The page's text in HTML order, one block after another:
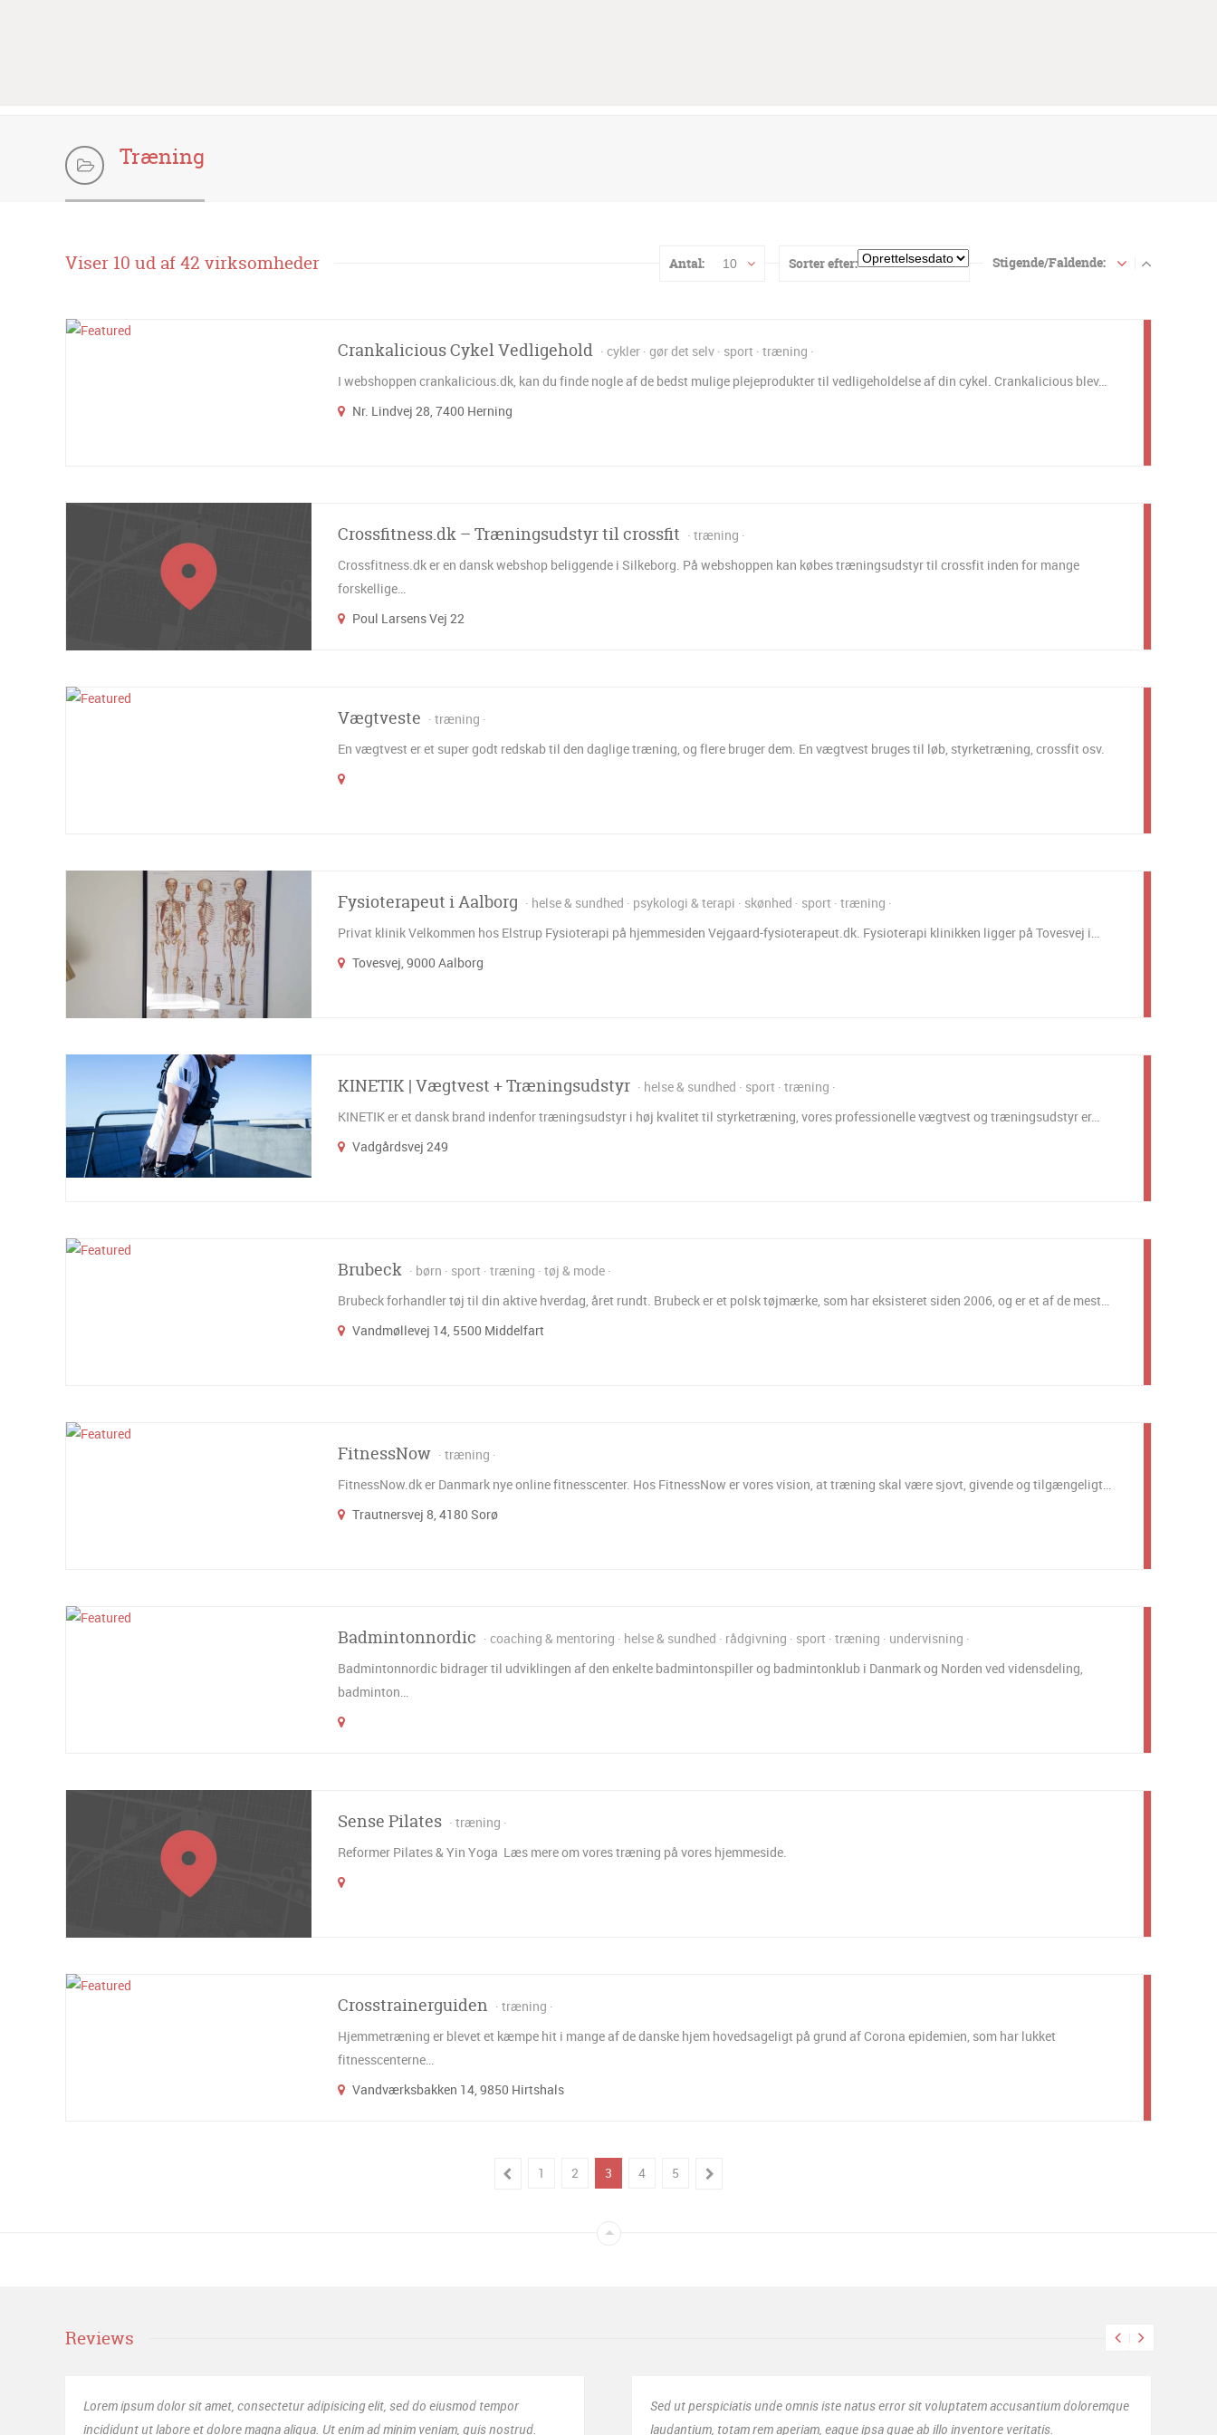
Træning
Viser 10 ud af 42 virksomheder Antal: 10 Sorter efter: Stigende/Faldende:
Crankalicious Cykel Vedligehold cykler gør det selv sport træning
I webshoppen crankalicious.dk, kan du finde nogle af de bedst mulige plejeprodukter til vedligeholdelse af din cykel. Crankalicious blev…
Nr. Lindvej 28, 7400 Herning
Crossfitness.dk – Træningsudstyr til crossfit
træning
Crossfitness.dk er en dansk webshop beliggende i Silkeborg. På webshoppen kan købes træningsudstyr til crossfit inden for mange
forskellige…
Poul Larsens Vej 22
Vægtveste
træning
En vægtvest er et super godt redskab til den daglige træning, og flere bruger dem. En vægtvest bruges til løb, styrketræning, crossfit osv.
Fysioterapeut i Aalborg helse & sundhed psykologi & terapi skønhed sport træning
Privat klinik Velkommen hos Elstrup Fysioterapi på hjemmesiden Vejgaard-fysioterapeut.dk. Fysioterapi klinikken ligger på Tovesvej i…
Tovesvej, 9000 Aalborg
KINETIK | Vægtvest + Træningsudstyr helse & sundhed sport træning
KINETIK er et dansk brand indenfor træningsudstyr i høj kvalitet til styrketræning, vores professionelle vægtvest og træningsudstyr er…
Vadgårdsvej 249
Brubeck børn sport træning tøj & mode
Brubeck forhandler tøj til din aktive hverdag, året rundt. Brubeck er et polsk tøjmærke, som har eksisteret siden 2006, og er et af de mest…
Vandmøllevej 14, 5500 Middelfart
FitnessNow
træning
FitnessNow.dk er Danmark nye online fitnesscenter. Hos FitnessNow er vores vision, at træning skal være sjovt, givende og tilgængeligt…
Trautnersvej 8, 4180 Sorø
Badmintonnordic coaching & mentoring helse & sundhed rådgivning sport træning
undervisning
Badmintonnordic bidrager til udviklingen af den enkelte badmintonspiller og badmintonklub i Danmark og Norden ved vidensdeling,
badminton…
Sense Pilates
træning
Reformer Pilates & Yin Yoga Læs mere om vores træning på vores hjemmeside.
Crosstrainerguiden
træning
Hjemmetræning er blevet et kæmpe hit i mange af de danske hjem hovedsageligt på grund af Corona epidemien, som har lukket
fitnesscenterne…
Vandværksbakken 14, 9850 Hirtshals
1 2 3 4 5
Reviews
adipisicing elit, sed do eiusmod tempor
aliqua. Ut enim ad minim veniam, quis nostrud.
Sed ut perspiciatis unde omnis iste natus error sit voluptatem accusantium doloremque
laudantium, totam rem aperiam, eaque ipsa quae ab illo inventore veritatis.
Hermed har jeg oprettet begge mine
service!